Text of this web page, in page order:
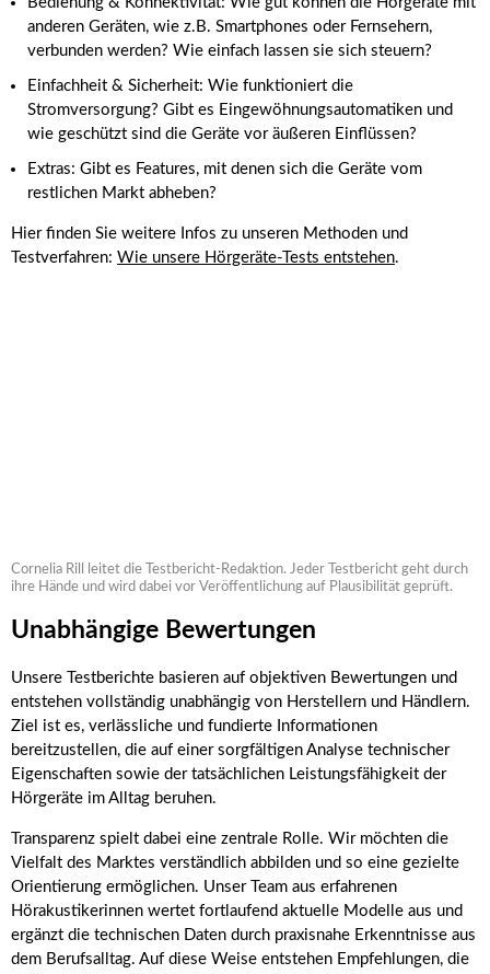
anderen Geräten, wie z.B. Smartphones oder Fernsehern,
verbunden werden? Wie einfach lassen sie sich steuern?
Einfachheit & Sicherheit: Wie funktioniert die
Stromversorgung? Gibt es Eingewöhnungsautomatiken und
wie geschützt sind die Geräte vor äußeren Einflüssen?
Extras: Gibt es Features, mit denen sich die Geräte vom
restlichen Markt abheben?
Hier finden Sie weitere Infos zu unseren Methoden und
Testverfahren: Wie unsere Hörgeräte-Tests entstehen.
Cornelia Rill leitet die Testbericht-Redaktion. Jeder Testbericht geht durch
ihre Hände und wird dabei vor Veröffentlichung auf Plausibilität geprüft.
Unabhängige Bewertungen
Unsere Testberichte basieren auf objektiven Bewertungen und
entstehen vollständig unabhängig von Herstellern und Händlern.
Ziel ist es, verlässliche und fundierte Informationen
bereitzustellen, die auf einer sorgfältigen Analyse technischer
Eigenschaften sowie der tatsächlichen Leistungsfähigkeit der
Hörgeräte im Alltag beruhen.
Transparenz spielt dabei eine zentrale Rolle. Wir möchten die
Vielfalt des Marktes verständlich abbilden und so eine gezielte
Orientierung ermöglichen. Unser Team aus erfahrenen
Hörakustikerinnen wertet fortlaufend aktuelle Modelle aus und
ergänzt die technischen Daten durch praxisnahe Erkenntnisse aus
dem Berufsalltag. Auf diese Weise entstehen Empfehlungen, die